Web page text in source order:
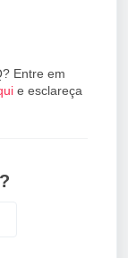
Entre em
e esclareça